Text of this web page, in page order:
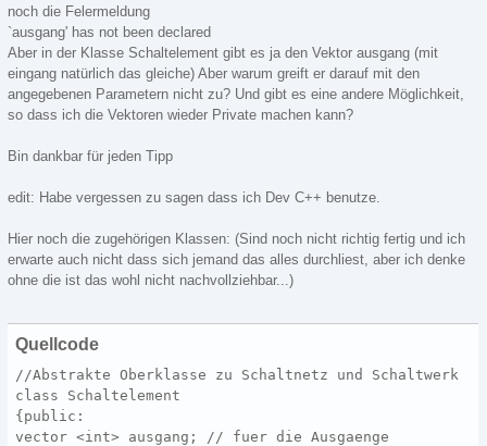
noch die Felermeldung
`ausgang' has not been declared
Aber in der Klasse Schaltelement gibt es ja den Vektor ausgang (mit
eingang natürlich das gleiche) Aber warum greift er darauf mit den
angegebenen Parametern nicht zu? Und gibt es eine andere Möglichkeit,
so dass ich die Vektoren wieder Private machen kann?
Bin dankbar für jeden Tipp
edit: Habe vergessen zu sagen dass ich Dev C++ benutze.
Hier noch die zugehörigen Klassen: (Sind noch nicht richtig fertig und ich
erwarte auch nicht dass sich jemand das alles durchliest, aber ich denke
ohne die ist das wohl nicht nachvollziehbar...)
Quellcode
//Abstrakte Oberklasse zu Schaltnetz und Schaltwerk
class Schaltelement
{public:
vector <int> ausgang; // fuer die Ausgaenge